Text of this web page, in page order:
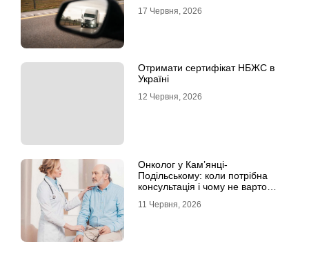
17 Червня, 2026
Отримати сертифікат НБЖС в
Україні
12 Червня, 2026
Онколог у Кам’янці-
Подільському: коли потрібна
консультація і чому не варто
11 Червня, 2026